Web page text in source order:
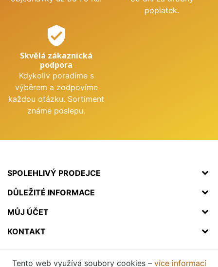
poplatek.
verified_user
Skvělá zákaznická
podpora
Kdykoliv poradíme s
výběrem a zodpovíme
každou otázku. Sortiment
známe poslepu.
SPOLEHLIVÝ PRODEJCE
DŮLEŽITÉ INFORMACE
MŮJ ÚČET
KONTAKT
Tento web využívá soubory cookies – více informací